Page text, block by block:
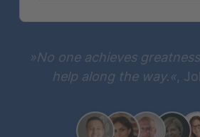
»No one achieves
help along the way.«,